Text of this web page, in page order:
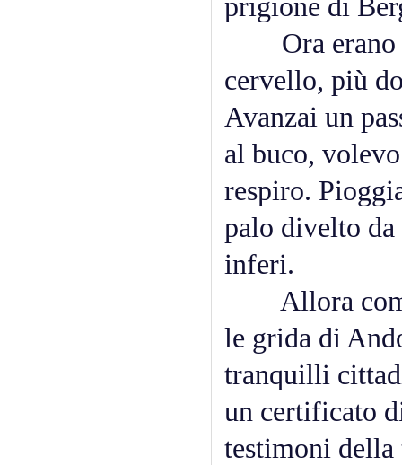
prigione di
Ora erano
cervello, più
Avanzai un
al buco,
respiro.
palo divelto
inferi.
Allora
le grida di
tranquilli
un certificato
testimoni della